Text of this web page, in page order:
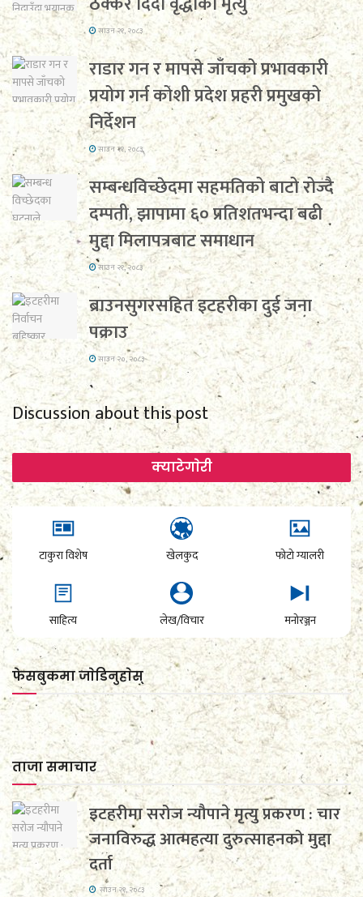
साउन २१, २०८३
राडार गन र मापसे जाँचको प्रभावकारी
प्रयोग गर्न कोशी प्रदेश प्रहरी प्रमुखको
निर्देशन
साउन २१, २०८३
सम्बन्धविच्छेदमा सहमतिको बाटो रोज्दै
दम्पती, झापामा ६० प्रतिशतभन्दा बढी
मुद्दा मिलापत्रबाट समाधान
साउन २१, २०८३
ब्राउनसुगरसहित इटहरीका दुई जना
पक्राउ
साउन २०, २०८३
Discussion about this post
क्याटेगाेरी
टाकुरा विशेष खेलकुद फोटो ग्यालरी
साहित्य लेख/विचार मनोरञ्जन
फेसबुकमा जाेडिनुहाेस्
ताजा समाचार
इटहरीमा सरोज न्यौपाने मृत्यु प्रकरण : चार
जनाविरुद्ध आत्महत्या दुरुत्साहनको मुद्दा
दर्ता
साउन २१, २०८३